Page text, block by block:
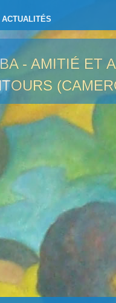
ACTUALITÉS
- AMITIÉ ET